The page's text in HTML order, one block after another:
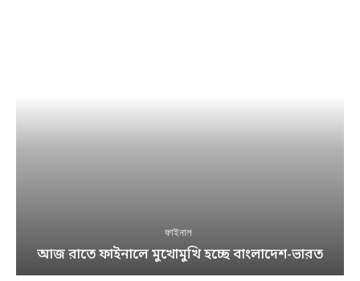
ফাইনাল
আজ রাতে ফাইনালে মুখোমুখি হচ্ছে বাংলাদেশ-ভারত